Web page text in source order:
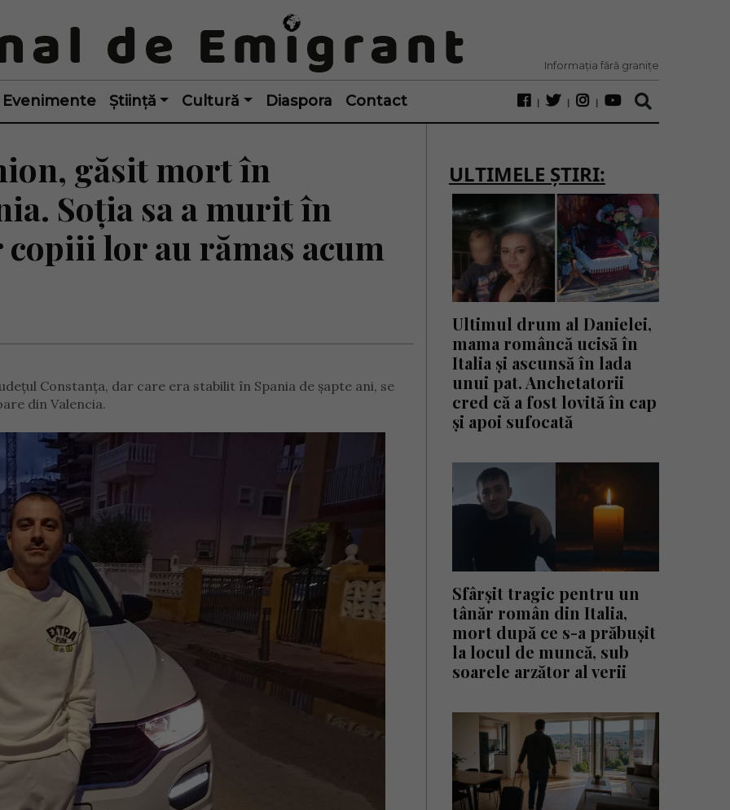
Informația fără granițe
Evenimente Știință Cultură Diaspora Contact
găsit mort în
Soția sa a murit în
lor au rămas acum
Constanța, dar care era stabilit în Spania de șapte ani, se
din Valencia.
ULTIMELE ȘTIRI:
Ultimul drum al Danielei,
mama româncă ucisă în
Italia și ascunsă în lada
unui pat. Anchetatorii
cred că a fost lovită în cap
și apoi sufocată
Sfârșit tragic pentru un
tânăr român din Italia,
mort după ce s-a prăbușit
la locul de muncă, sub
soarele arzător al verii